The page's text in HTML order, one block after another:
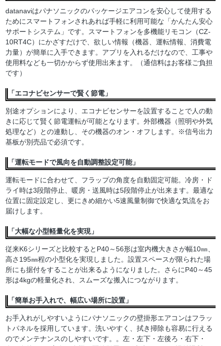
datanaviはパナソニックのパッケージエアコンを安心して使用する
ためにスマートフォンされあれば手軽に利用可能な「かんたん安心
サポートシステム」です。スマートフォンを多機能リモコン（CZ-
10RT4C）にかざすだけで、欲しい情報（機器、運転情報、消費電
力量）が簡単に入手できます。アプリを入れるだけなので、工事や
使用料なども一切かからず使用出来ます。（通信料はお客様ご負担
です）
「エコナビセンサーで賢く節電」
別途オプションにより、エコナビセンサーを設置することで人の動
きに応じて賢く節電運転が可能となります。外部機器（照明や外気
処理など）との連動し、その機器のオン・オフします。※信号出力
基板が別売品で必須です。
「運転モードで風向を自動調整設定可能」
運転モードに合わせて、フラップの角度を自動固定可能。冷房・ド
ライ時は3段階停止、暖房・送風時は5段階停止が出来ます。最適な
位置に固定設定し、更にきめ細かい5速風量制御で快適な気流をお
届けします。
「大幅な小型軽量化を実現」
従来K6シリーズと比較するとP40～56形は室内機大きさが幅10㎜、
高さ195㎜程の小型化を実現しました。設置スペースが限られた場
所にも据付をすることが出来るようになりました。さらにP40～45
形は4kgの軽量化され、スムーズな搬入につながります。
「簡単お手入れで、幅広い場所に設置」
お手入れがしやすいようにパナソニックの壁掛形エアコンはフラッ
トパネルを採用しています。洗いやすく、拭き掃除も容易に行える
のでメンテナンスのしやすいです。。左・左下・左後ろ・右下・